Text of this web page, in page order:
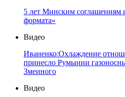
5 лет Минским соглашениям
формата»
Видео
Иваненко:Охлаждение
принесло Румынии
Змеиного
Видео